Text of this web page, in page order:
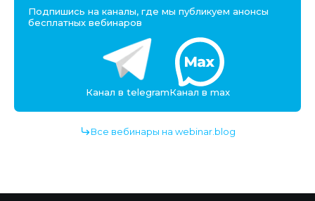
Подпишись на каналы, где мы публикуем анонсы
бесплатных вебинаров
Канал в telegramКанал в max
Все вебинары на webinar.blog